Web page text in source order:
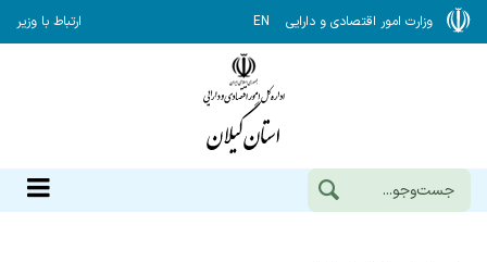
وزارت امور اقتصادی و دارایی EN ارتباط با وزیر